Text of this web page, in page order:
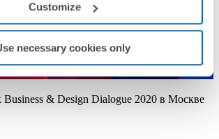
Customize
necessary cookies only
& Design Dialogue 2020 в Москве